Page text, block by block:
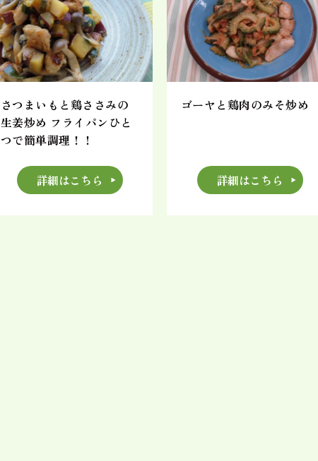
さつまいもと鶏ささみの
生姜炒め フライパンひと
つで簡単調理！！
詳細はこちら
ゴーヤと鶏肉のみそ炒め
詳細はこちら